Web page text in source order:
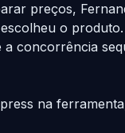
preços,
o
concorrência
na